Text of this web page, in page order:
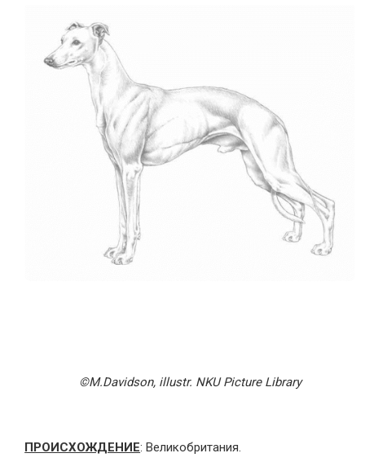
©M.Davidson, illustr. NKU Picture Library
ПРОИСХОЖДЕНИЕ: Великобритания.